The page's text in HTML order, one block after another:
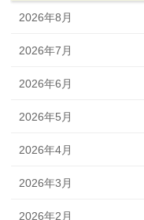
2026年8月
2026年7月
2026年6月
2026年5月
2026年4月
2026年3月
2026年2月